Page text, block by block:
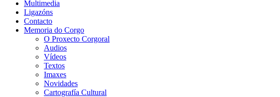
Multimedia
Ligazóns
Contacto
Memoria do Corgo
O Proxecto Corgoral
Audios
Vídeos
Textos
Imaxes
Novidades
Cartografía Cultural